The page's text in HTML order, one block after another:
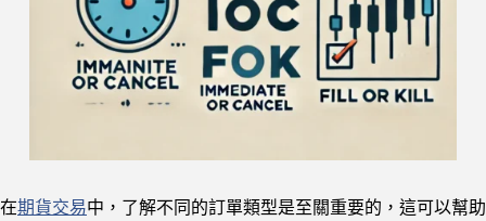
在期貨交易中，了解不同的訂單類型是至關重要的，這可以幫助